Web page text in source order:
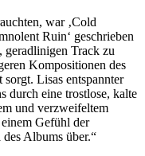
war ‚Cold
Ruin‘ geschrieben
geradlinigen Track zu
Kompositionen des
Lisas entspannter
durch eine trostlose, kalte
und verzweifeltem
Gefühl der
Albums über.“